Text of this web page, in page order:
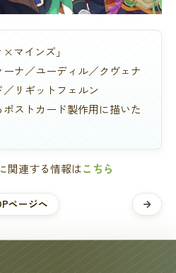
マインズ」
ナ／ユーディル／クヴェナ
リギットフェルン
ストカード製作用に描いた
関連する情報はこちら
ページへ